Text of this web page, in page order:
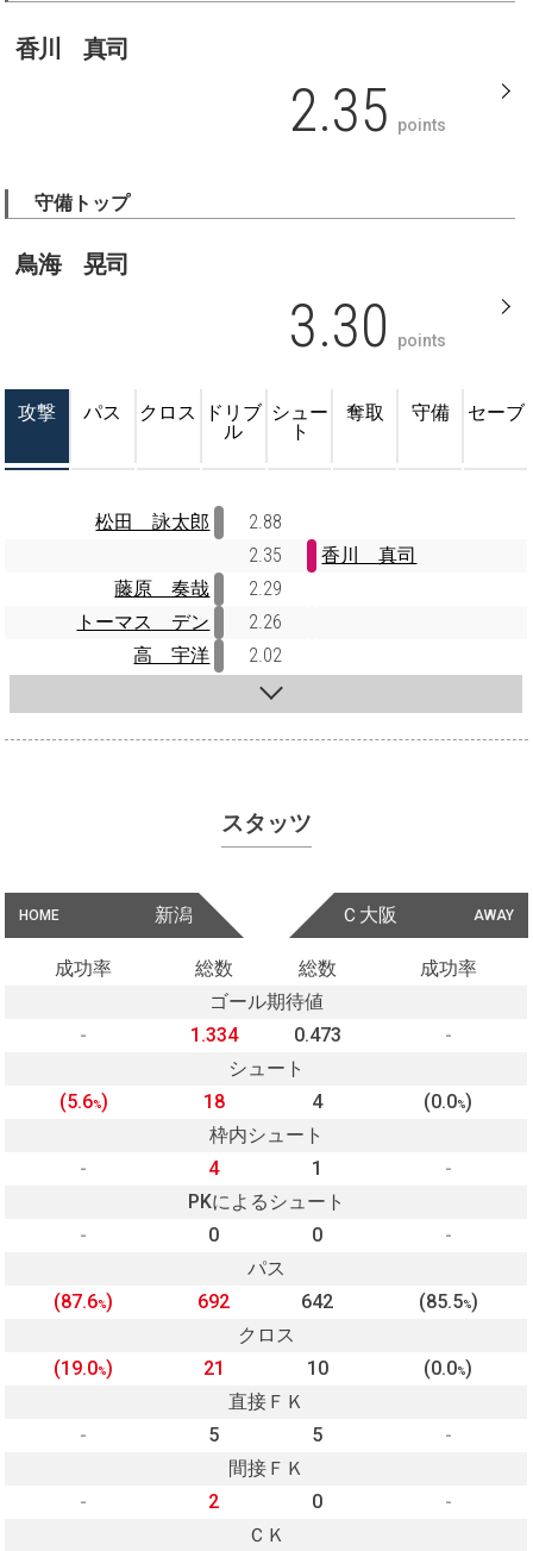
香川 真司
2.35 points
守備トップ
鳥海 晃司
3.30 points
攻撃 パス クロス
ドリブ
ル
シュー
ト
奪取 守備 セーブ
松田 詠太郎
2.88
2.35
香川 真司
藤原 奏哉
2.29
トーマス デン
2.26
高 宇洋
2.02
スタッツ
HOME 新潟 AWAY
Ｃ大阪
成功率 総数 総数
成功率
ゴール期待値
-
1.334 0.473
-
シュート
(5.6%) 18 4 (0.0%)
枠内シュート
-
4 1
-
PKによるシュート
-
0 0
-
パス
(87.6%) 692 642 (85.5%)
クロス
(19.0%) 21 10 (0.0%)
直接ＦＫ
-
5 5
-
間接ＦＫ
-
2 0
-
ＣＫ